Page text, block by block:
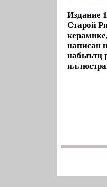
Издание
Старой
написан
набыътц